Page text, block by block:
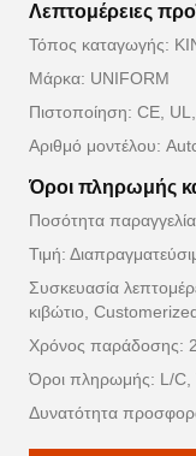
Λεπτομέρειες
Τόπος καταγωγής:
Μάρκα: UNIFORM
Πιστοποίηση: CE,
Αριθμό μοντέλου:
Όροι πληρωμής
Ποσότητα
Τιμή:
Συσκευασία
κιβώτιο,
Χρόνος παράδοσης:
Όροι πληρωμής: L/C,
Δυνατότητα